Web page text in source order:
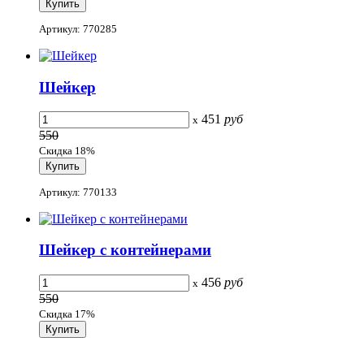
Артикул: 770285
Шейкер
x 451 руб
550
Скидка 18%
Артикул: 770133
Шейкер с контейнерами
x 456 руб
550
Скидка 17%